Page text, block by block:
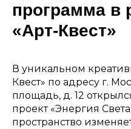
программа в
«Арт-Квест»
В уникальном
Квест» по адресу г.
площадь, д. 12
проект «Энергия
пространство